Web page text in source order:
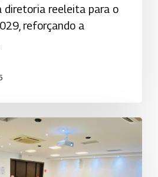
diretoria reeleita para o
reforçando a